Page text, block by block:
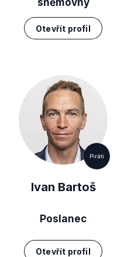
Otevřít profil
Piráti
Ivan Bartoš
Poslanec
Otevřít profil